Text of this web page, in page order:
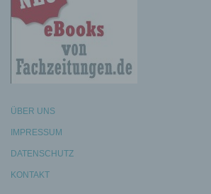
ÜBER UNS
IMPRESSUM
DATENSCHUTZ
KONTAKT